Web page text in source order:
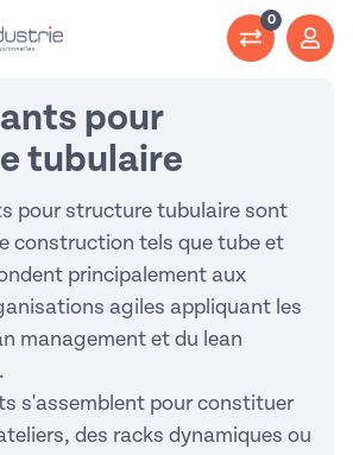
0
pour
tubulaire
pour structure tubulaire sont
construction tels que tube et
principalement aux
agiles appliquant les
management et du lean
s'assemblent pour constituer
des racks dynamiques ou